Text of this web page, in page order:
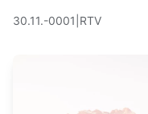
30.11.-0001 RTV